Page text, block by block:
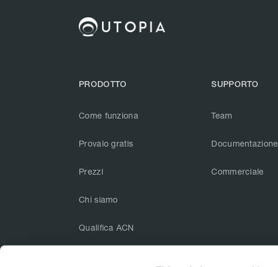
PRODOTTO
Come funziona
Provalo gratis
Prezzi
Chi siamo
Qualifica ACN
SUPPORTO
Team
Documentazione
Commerciale